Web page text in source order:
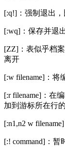
[:q!]：强制退出
[:wq]：保存并退
[ZZ]：表似乎档
离开
[:w filename]：将
[:r filename]：在
加到游标所在行
[:n1,n2 w
[:! command]：